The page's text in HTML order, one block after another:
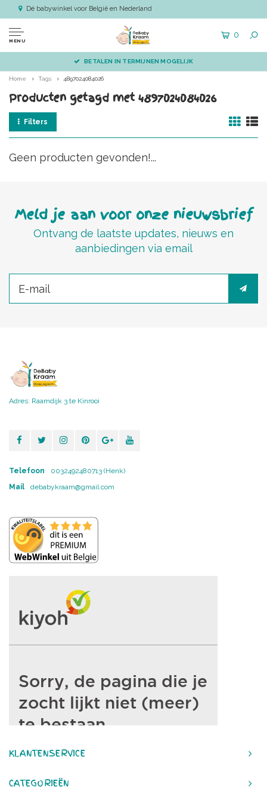
Dé babywinkel voor België en Nederland
MENU
0
BETALEN IN TERMIJNEN MOGELIJK
Home Tags 4897024084026
Producten getagd met 4897024084026
Filters
Geen producten gevonden!...
Meld je aan voor onze nieuwsbrief
Ontvang de laatste updates, nieuws en
aanbiedingen via email
Adres: Raamdijk 3 te Kinrooi
Telefoon
0032492480713 (Henk)
Mail
debabykraam@gmail.com
KLANTENSERVICE
CATEGORIEËN